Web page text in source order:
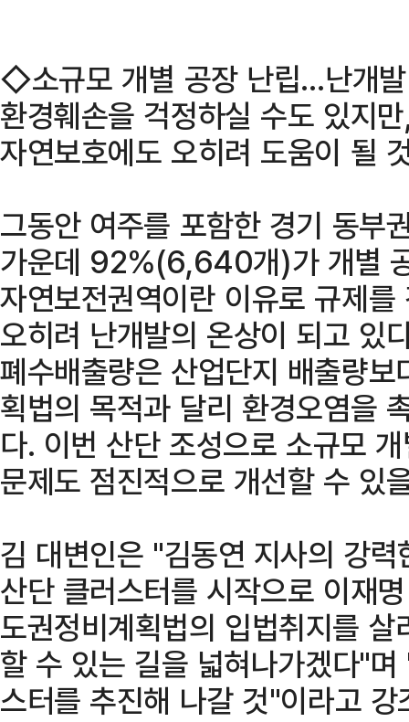
◇소규모 개별 공장 난립…난개
환경훼손을 걱정하실 수도 있지
자연보호에도 오히려 도움이 될
그동안 여주를 포함한 경기 동부
가운데 92%(6,640개)가 개별
자연보전권역이란 이유로 규제
오히려 난개발의 온상이 되고 있
폐수배출량은 산업단지 배출량
획법의 목적과 달리 환경오염을
다. 이번 산단 조성으로 소규모
문제도 점진적으로 개선할 수 있
김 대변인은 "김동연 지사의 강
산단 클러스터를 시작으로 이재
도권정비계획법의 입법취지를
할 수 있는 길을 넓혀나가겠다"
스터를 추진해 나갈 것"이라고 강